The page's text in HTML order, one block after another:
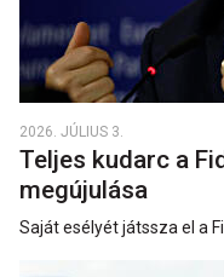
2026. JÚLIUS 3.
Teljes kudarc a
megújulása
Saját esélyét játssza el a